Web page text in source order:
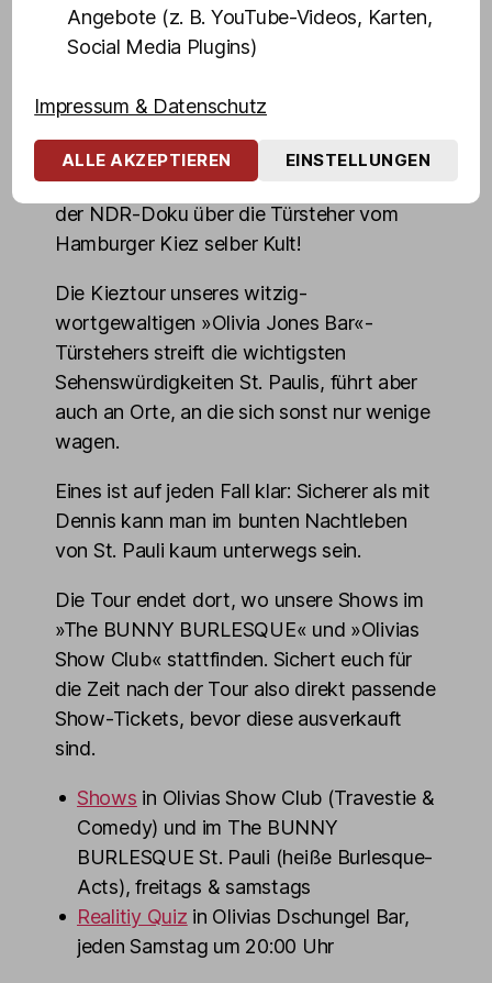
»Früher haben Gäste Dennis gebeten, ein
Foto von mir mit den Gästen zu machen,
heute fragen mich Gäste, ob ich ein Foto
von ihnen mit Dennis schießen kann«,
erzählt Olivia Jones lachend. Kein Wunder,
denn Dennis Schmidt ist spätestens seit
der NDR-Doku über die Türsteher vom
Hamburger Kiez selber Kult!
Die Kieztour unseres witzig-
wortgewaltigen »Olivia Jones Bar«-
Türstehers streift die wichtigsten
Sehenswürdigkeiten St. Paulis, führt aber
auch an Orte, an die sich sonst nur wenige
wagen.
Eines ist auf jeden Fall klar: Sicherer als mit
Dennis kann man im bunten Nachtleben
von St. Pauli kaum unterwegs sein.
Die Tour endet dort, wo unsere Shows im
»The BUNNY BURLESQUE« und »Olivias
Show Club« stattfinden. Sichert euch für
die Zeit nach der Tour also direkt passende
Show-Tickets, bevor diese ausverkauft
sind.
Shows in Olivias Show Club (Travestie &
Comedy) und im The BUNNY
BURLESQUE St. Pauli (heiße Burlesque-
Acts), freitags & samstags
Realitiy Quiz in Olivias Dschungel Bar,
jeden Samstag um 20:00 Uhr
Angebote (z. B. YouTube-Videos, Karten,
Social Media Plugins)
Impressum & Datenschutz
ALLE AKZEPTIEREN EINSTELLUNGEN